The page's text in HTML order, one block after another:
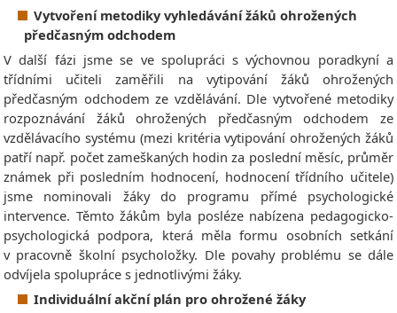
Vytvoření metodiky vyhledávání žáků ohrožených
předčasným odchodem
V další fázi jsme se ve spolupráci s výchovnou poradkyní a
třídními učiteli zaměřili na vytipování žáků ohrožených
předčasným odchodem ze vzdělávání. Dle vytvořené metodiky
rozpoznávání žáků ohrožených předčasným odchodem ze
vzdělávacího systému (mezi kritéria vytipování ohrožených žáků
patří např. počet zameškaných hodin za poslední měsíc, průměr
známek při posledním hodnocení, hodnocení třídního učitele)
jsme nominovali žáky do programu přímé psychologické
intervence. Těmto žákům byla posléze nabízena pedagogicko-
psychologická podpora, která měla formu osobních setkání
v pracovně školní psycholožky. Dle povahy problému se dále
odvíjela spolupráce s jednotlivými žáky.
Individuální akční plán pro ohrožené žáky